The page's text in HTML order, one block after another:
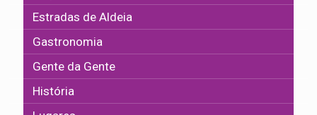
Estradas de Aldeia
Gastronomia
Gente da Gente
História